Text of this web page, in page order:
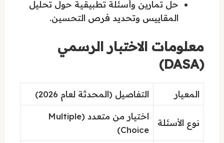
حل تمارين وأسئلة تطبيقية حول تحليل
المقاييس وتحديد فرص التحسين.
معلومات الاختبار الرسمي
(DASA)
المعيار التفاصيل (المحدثة لعام 2026)
نوع الأسئلة
اختيار من متعدد (Multiple
Choice)